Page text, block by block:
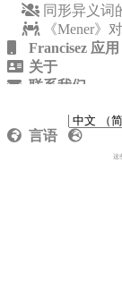
同形异义词
《Mener》
Francisez 应用
关于
联系我们
言语
这